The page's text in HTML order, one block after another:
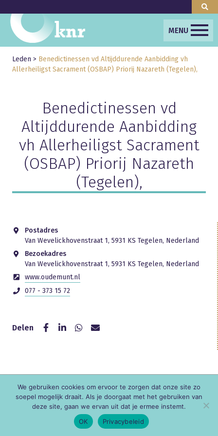
MENU
Leden > Benedictinessen vd Altijddurende Aanbidding vh
Allerheiligst Sacrament (OSBAP) Priorij Nazareth (Tegelen),
Benedictinessen vd
Altijddurende Aanbidding
vh Allerheiligst Sacrament
(OSBAP) Priorij Nazareth
(Tegelen),
Postadres
Van Wevelickhovenstraat 1, 5931 KS Tegelen, Nederland
Bezoekadres
Van Wevelickhovenstraat 1, 5931 KS Tegelen, Nederland
www.oudemunt.nl
077 - 373 15 72
Delen
© KNR
We gebruiken cookies om ervoor te zorgen dat onze site zo
soepel mogelijk draait. Als je doorgaat met het gebruiken van
deze site, gaan we ervan uit dat je ermee instemt.
OK
Privacybeleid